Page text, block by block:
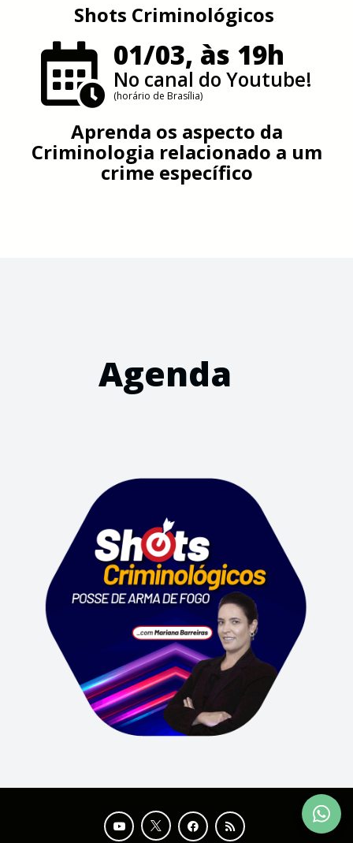
Shots Criminológicos
01/03, às 19h
No canal do Youtube!
(horário de Brasília)
Aprenda os aspecto da
Criminologia relacionado a um
crime específico
Agenda